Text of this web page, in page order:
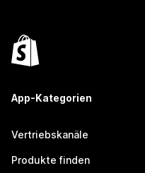
App-Kategorien
Vertriebskanäle
Produkte finden